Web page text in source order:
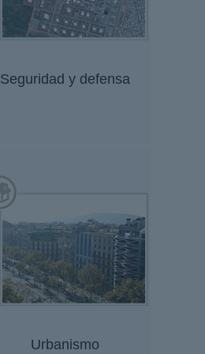
Seguridad y defensa
Urbanismo